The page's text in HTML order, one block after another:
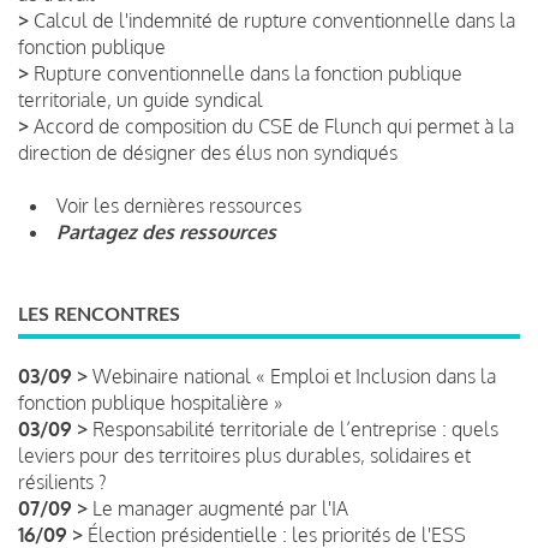
> Calcul de l'indemnité de rupture conventionnelle dans la
fonction publique
> Rupture conventionnelle dans la fonction publique
territoriale, un guide syndical
> Accord de composition du CSE de Flunch qui permet à la
direction de désigner des élus non syndiqués
Voir les dernières ressources
Partagez des ressources
LES RENCONTRES
03/09 > Webinaire national « Emploi et Inclusion dans la
fonction publique hospitalière »
03/09 > Responsabilité territoriale de l’entreprise : quels
leviers pour des territoires plus durables, solidaires et
résilients ?
07/09 > Le manager augmenté par l'IA
16/09 > Élection présidentielle : les priorités de l'ESS